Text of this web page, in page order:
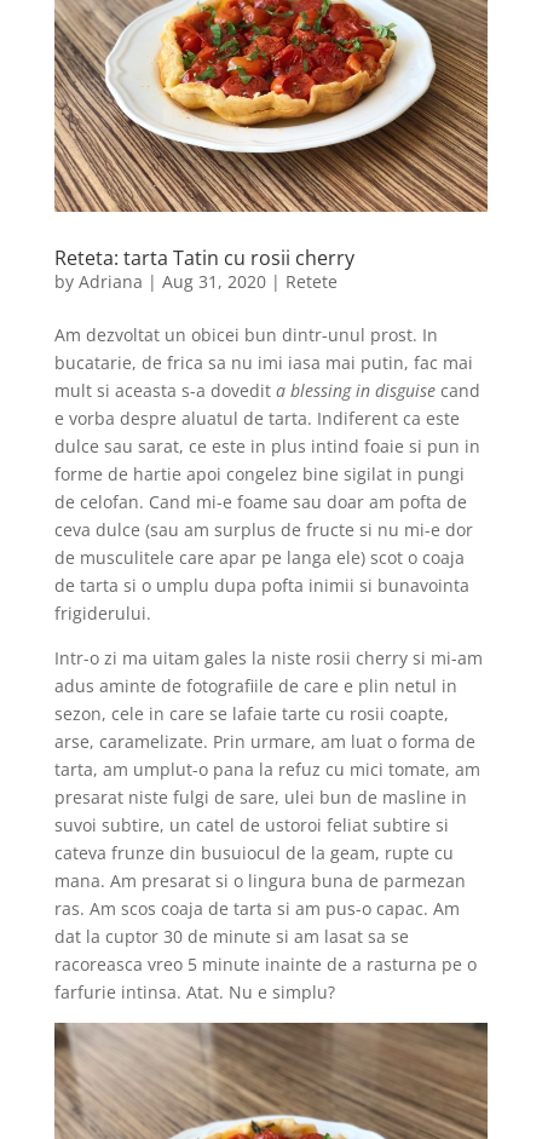
Reteta: tarta Tatin cu rosii cherry
by Adriana | Aug 31, 2020| Retete
Am dezvoltat un obicei bun dintr-unul prost. In
bucatarie, de frica sa nu imi iasa mai putin, fac mai
mult si aceasta s-a dovedit a blessing in disguisecand
e vorba despre aluatul de tarta. Indiferent ca este
dulce sau sarat, ce este in plus intind foaie si pun in
forme de hartie apoi congelez bine sigilat in pungi
de celofan. Cand mi-e foame sau doar am pofta de
ceva dulce (sau am surplus de fructe si nu mi-e dor
de musculitele care apar pe langa ele) scot o coaja
de tarta si o umplu dupa pofta inimii si bunavointa
frigiderului.
Intr-o zi ma uitam gales la niste rosii cherry si mi-am
adus aminte de fotografiile de care e plin netul in
sezon, cele in care se lafaie tarte cu rosii coapte,
arse, caramelizate. Prin urmare, am luat o forma de
tarta, am umplut-o pana la refuz cu mici tomate, am
presarat niste fulgi de sare, ulei bun de masline in
suvoi subtire, un catel de ustoroi feliat subtire si
cateva frunze din busuiocul de la geam, rupte cu
mana. Am presarat si o lingura buna de parmezan
ras. Am scos coaja de tarta si am pus-o capac. Am
dat la cuptor 30 de minute si am lasat sa se
racoreasca vreo 5 minute inainte de a rasturna pe o
farfurie intinsa. Atat. Nu e simplu?